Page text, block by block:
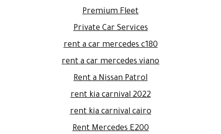
Premium Fleet
Private Car Services
rent a car mercedes c180
rent a car mercedes viano
Rent a Nissan Patrol
rent kia carnival 2022
rent kia carnival cairo
Rent Mercedes E200